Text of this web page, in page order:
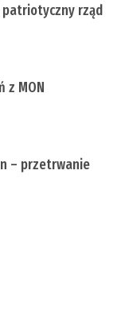
patriotyczny rząd
z MON
– przetrwanie